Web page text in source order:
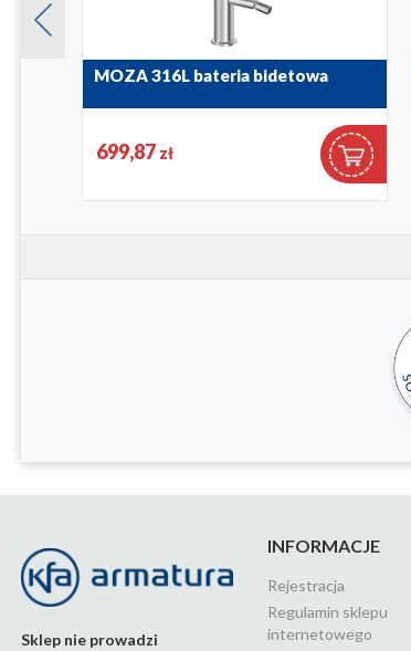
MOZA 316L bateria bidetowa
699,87 zł
Sklep nie prowadzi
INFORMACJE
Rejestracja
Regulamin sklepu
internetowego